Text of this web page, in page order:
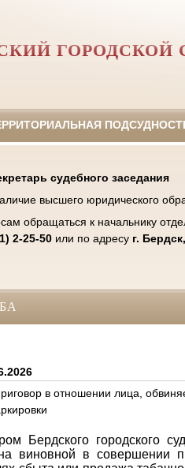
ГОРОДСКОЙ
судебного заседания
высшего юридического
обращаться к начальнику
2-25-50 или по адресу г.
в отношении лица,
Бердского городского
виновной в совершении